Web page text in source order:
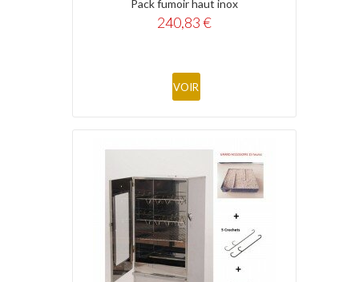
Pack fumoir haut inox
240,83 €
VOIR